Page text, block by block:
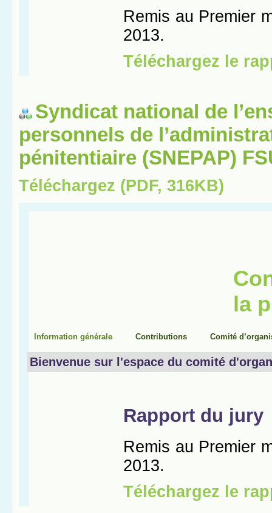
Syndicat national de
personnels de
pénitentiaire (SNEPAP)
Téléchargez (PDF, 316KB)